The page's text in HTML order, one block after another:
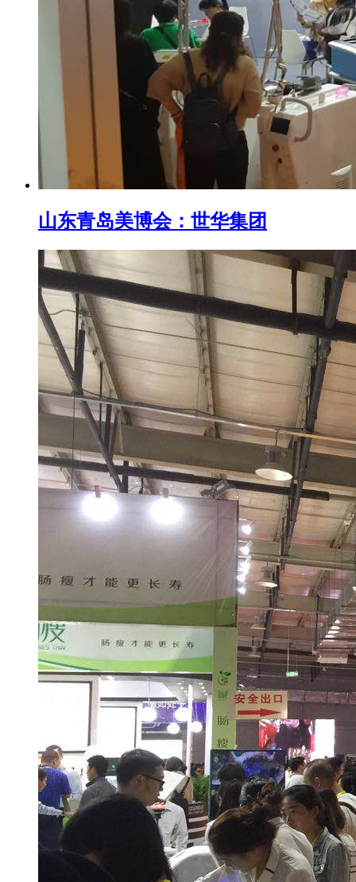
山东青岛美博会：世华集团